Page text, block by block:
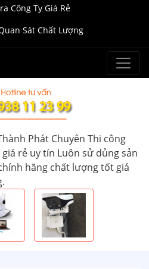
Công Ty Giá Rẻ
Sát Chất Lượng
Phát Chuyên Thi công
rẻ uy tín Luôn sử dủng sản
hãng chất lượng tốt giá